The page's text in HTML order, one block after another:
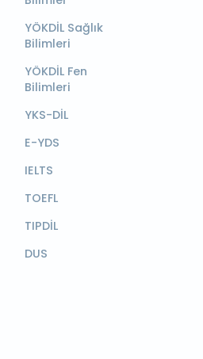
YÖKDİL Sağlık
Bilimleri
YÖKDİL Fen
Bilimleri
YKS-DİL
E-YDS
IELTS
TOEFL
TIPDİL
DUS